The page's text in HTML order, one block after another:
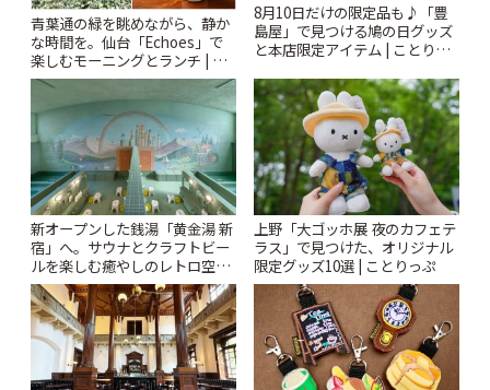
青葉通の緑を眺めながら、静か
な時間を。仙台「Echoes」で
楽しむモーニングとランチ | こ
とりっぷ
8月10日だけの限定品も♪「豊
島屋」で見つける鳩の日グッズ
と本店限定アイテム | ことりっ
新オープンした銭湯「黄金湯 新
宿」へ。サウナとクラフトビー
ルを楽しむ癒やしのレトロ空間
| ことりっぷ
上野「大ゴッホ展 夜のカフェテ
ラス」で見つけた、オリジナル
限定グッズ10選 | ことりっぷ